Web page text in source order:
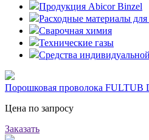
Продукция Abicor Binzel
Расходные материалы для
Сварочная химия
Технические газы
Средства
Порошковая проволока FULTUB
Цена по запросу
Заказать